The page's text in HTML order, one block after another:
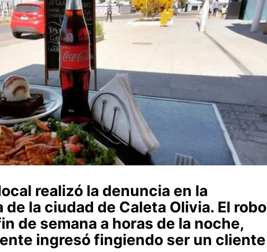
realizó la denuncia en la
de la ciudad de Caleta Olivia. El robo
de semana a horas de la noche,
ingresó fingiendo ser un cliente